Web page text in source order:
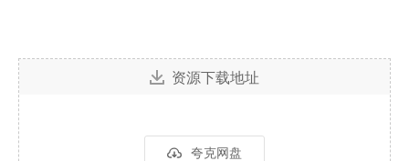
资源下载地址
夸克网盘